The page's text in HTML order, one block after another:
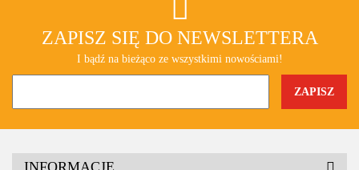
ZAPISZ SIĘ DO NEWSLETTERA
I bądź na bieżąco ze wszystkimi nowościami!